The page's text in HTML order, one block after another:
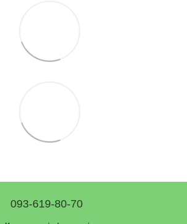
093-619-80-70